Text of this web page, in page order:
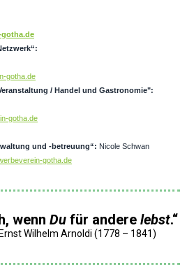
gotha.de
gotha.de
/ Handel und Gastronomie":
gotha.de
und -betreuung“: Nicole Schwan
gotha.de
wenn Du für andere lebst.“
Wilhelm Arnoldi (1778 – 1841)